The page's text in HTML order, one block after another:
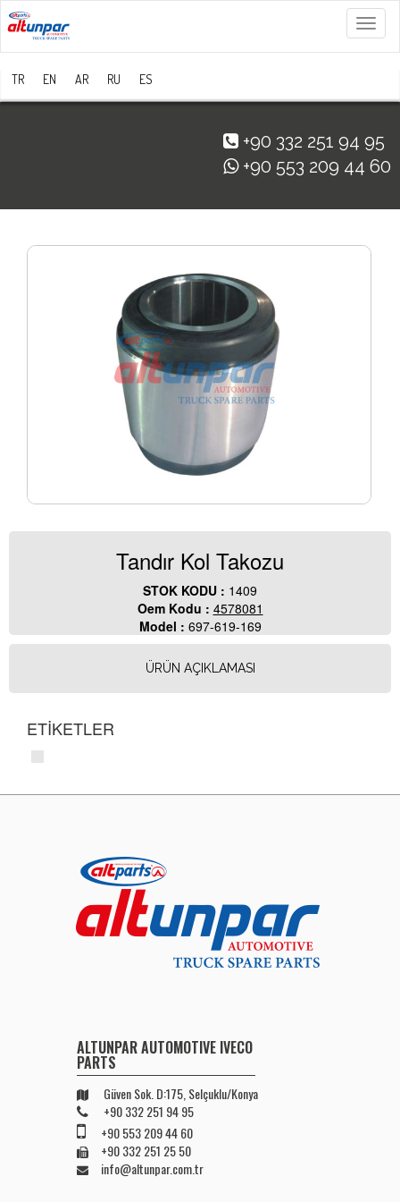
Menü
TR EN AR RU ES
+90 332 251 94 95
+90 553 209 44 60
Tandır Kol Takozu
STOK KODU : 1409
Oem Kodu : 4578081
Model : 697-619-169
ÜRÜN AÇIKLAMASI
ETİKETLER
ALTUNPAR AUTOMOTIVE IVECO
PARTS
Güven Sok. D:175, Selçuklu/Konya
+90 332 251 94 95
+90 553 209 44 60
+90 332 251 25 50
info@altunpar.com.tr